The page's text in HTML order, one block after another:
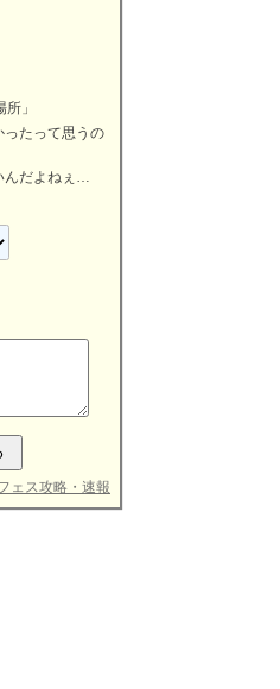
」
ったって思うの
んだよねぇ…
ェス攻略・速報